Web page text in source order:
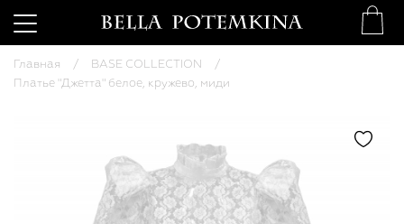
Главная
BASE COLLECTION
Платье "Джетта" белое, кружево, миди